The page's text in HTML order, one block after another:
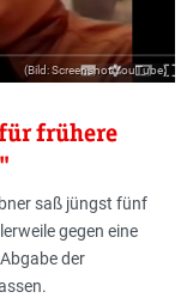
(Bild: Screenshot YouTube)
frühere
saß jüngst fünf
gegen eine
der